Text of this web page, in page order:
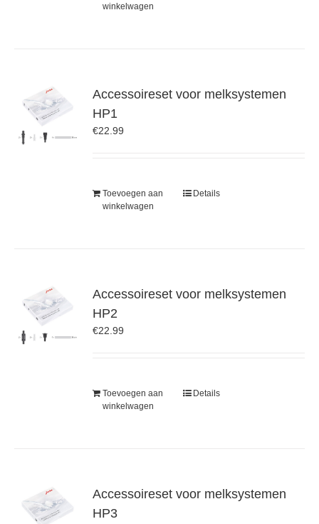
winkelwagen
Accessoireset voor melksystemen
HP1
€22.99
Toevoegen aan
winkelwagen
Details
Accessoireset voor melksystemen
HP2
€22.99
Toevoegen aan
winkelwagen
Details
Accessoireset voor melksystemen
HP3